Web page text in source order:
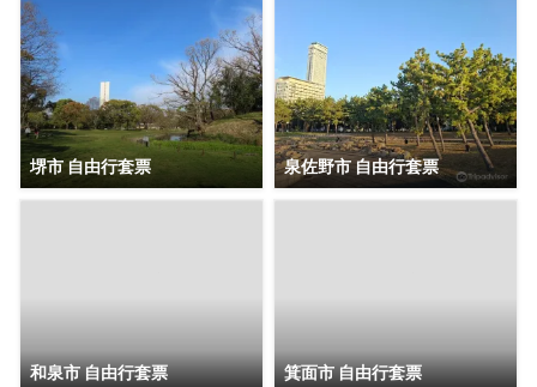
性價比極高的酒店，給您旅途帶來便捷和舒適。
堺市 自由行套票 泉佐野市 自由行套票
和泉市 自由行套票 箕面市 自由行套票